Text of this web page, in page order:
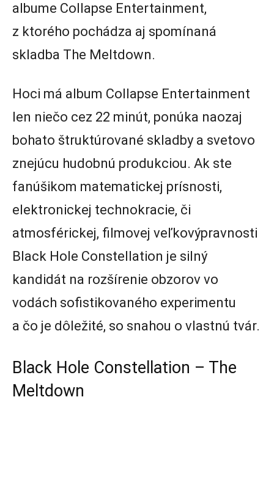
albume Collapse Entertainment,
z ktorého pochádza aj spomínaná
skladba The Meltdown.
Hoci má album Collapse Entertainment
len niečo cez 22 minút, ponúka naozaj
bohato štruktúrované skladby a svetovo
znejúcu hudobnú produkciou. Ak ste
fanúšikom matematickej prísnosti,
elektronickej technokracie, či
atmosférickej, filmovej veľkovýpravnosti
Black Hole Constellation je silný
kandidát na rozšírenie obzorov vo
vodách sofistikovaného experimentu
a čo je dôležité, so snahou o vlastnú tvár.
Black Hole Constellation – The
Meltdown